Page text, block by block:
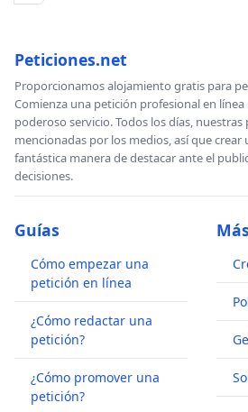
Peticiones.net
Proporcionamos alojamiento gratis para
Comienza una petición profesional en
poderoso servicio. Todos los días, nuestras
mencionadas por los medios, así que crear
fantástica manera de destacar ante el
decisiones.
Guías
Cómo empezar una
petición en línea
¿Cómo redactar una
petición?
¿Cómo promover una
petición?
Más